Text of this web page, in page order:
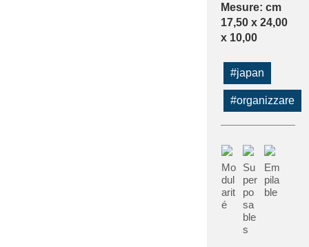
Mesure: cm
17,50 x 24,00
x 10,00
#japan
#organizzare
Mo
dul
arit
é
Su
per
po
sa
ble
s
Em
pila
ble